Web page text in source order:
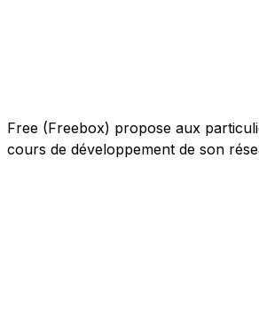
Free (Freebox) propose aux
cours de développement de son